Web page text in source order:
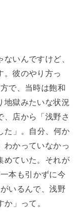
いんですけど、
。彼のやり方っ
で、当時は飽和
地獄みたいな状況
、店から「浅野さ
た」。自分、何か
わかっていなかっ
めていた。それが
本も引かずに今
いるんで、浅野
」って。